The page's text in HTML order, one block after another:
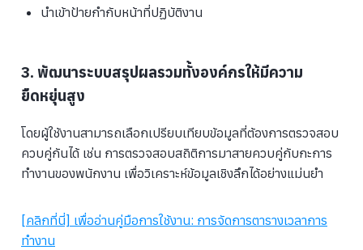
นำเข้าป้ายกำกับหน้าที่ปฏิบัติงาน
3. พัฒนาระบบสรุปผลรวมทั้งองค์กรให้มีความ
ยืดหยุ่นสูง
โดยผู้ใช้งานสามารถเลือกเปรียบเทียบข้อมูลที่ต้องการตรวจสอบ
ควบคู่กันได้ เช่น การตรวจสอบสถิติการมาสายควบคู่กับกะการ
ทำงานของพนักงาน เพื่อวิเคราะห์ข้อมูลเชิงลึกได้อย่างแม่นยำ
[คลิกที่นี่] เพื่ออ่านคู่มือการใช้งาน: การจัดการตารางเวลาการ
ทำงาน